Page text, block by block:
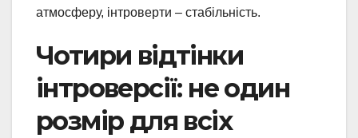
атмосферу, інтроверти – стабільність.
Чотири відтінки
інтроверсії: не один
розмір для всіх